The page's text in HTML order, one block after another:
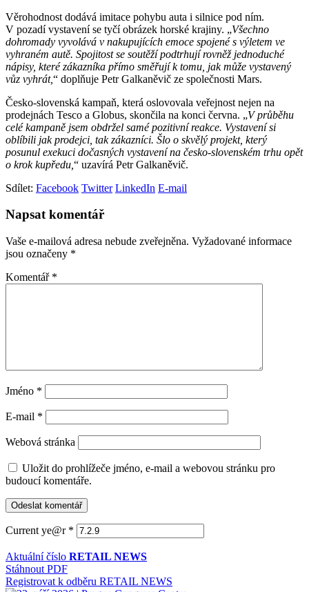
Věrohodnost dodává imitace pohybu auta i silnice pod ním.
V pozadí vystavení se tyčí obrázek horské krajiny. „Všechno
dohromady vyvolává v nakupujících emoce spojené s výletem ve
vyhraném autě. Spojitost se soutěží podtrhují rovněž jednoduché
nápisy, které zákazníka přímo směřují k tomu, jak může vystavený
vůz vyhrát,“ doplňuje Petr Galkaněvič ze společnosti Mars.
Česko-slovenská kampaň, která oslovovala veřejnost nejen na
prodejnách Tesco a Globus, skončila na konci června. „V průběhu
celé kampaně jsem obdržel samé pozitivní reakce. Vystavení si
oblíbili jak prodejci, tak zákazníci. Šlo o skvělý projekt, který
posunul exekuci dočasných vystavení na česko-slovenském trhu opět
o krok kupředu, “ uzavírá Petr Galkaněvič.
Sdílet: Facebook Twitter LinkedIn E-mail
Napsat komentář
Vaše e-mailová adresa nebude zveřejněna. Vyžadované informace
jsou označeny *
Komentář *
Jméno *
E-mail *
Webová stránka
Uložit do prohlížeče jméno, e-mail a webovou stránku pro
budoucí komentáře.
Current ye@r *
Aktuální číslo RETAIL NEWS
Stáhnout PDF
Registrovat k odběru RETAIL NEWS